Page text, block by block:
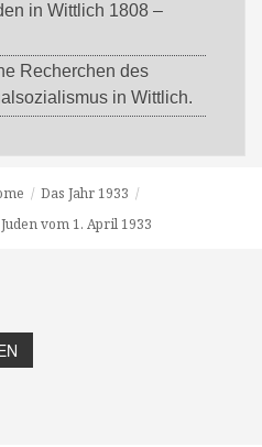
in Wittlich 1808 –
Recherchen des
in Wittlich.
/ Das Jahr 1933 /
vom 1. April 1933